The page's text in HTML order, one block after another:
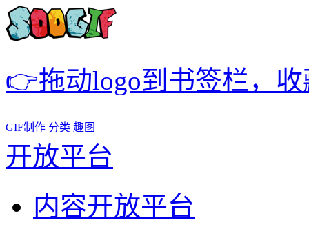
👉拖动logo到书签栏，
GIF制作 分类 趣图
开放平台
内容开放平台